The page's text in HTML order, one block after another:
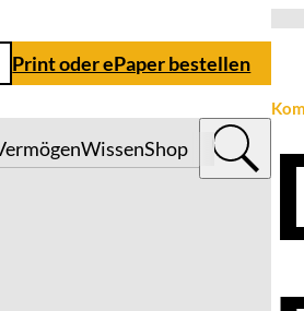
Print oder ePaper bestellen
WissenShop